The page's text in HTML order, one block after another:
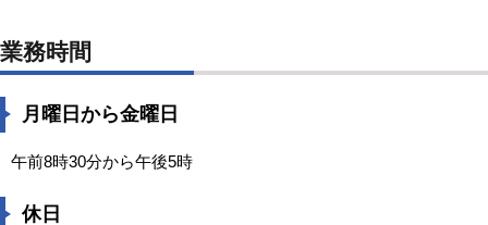
業務時間
月曜日から金曜日
午前8時30分から午後5時
休日